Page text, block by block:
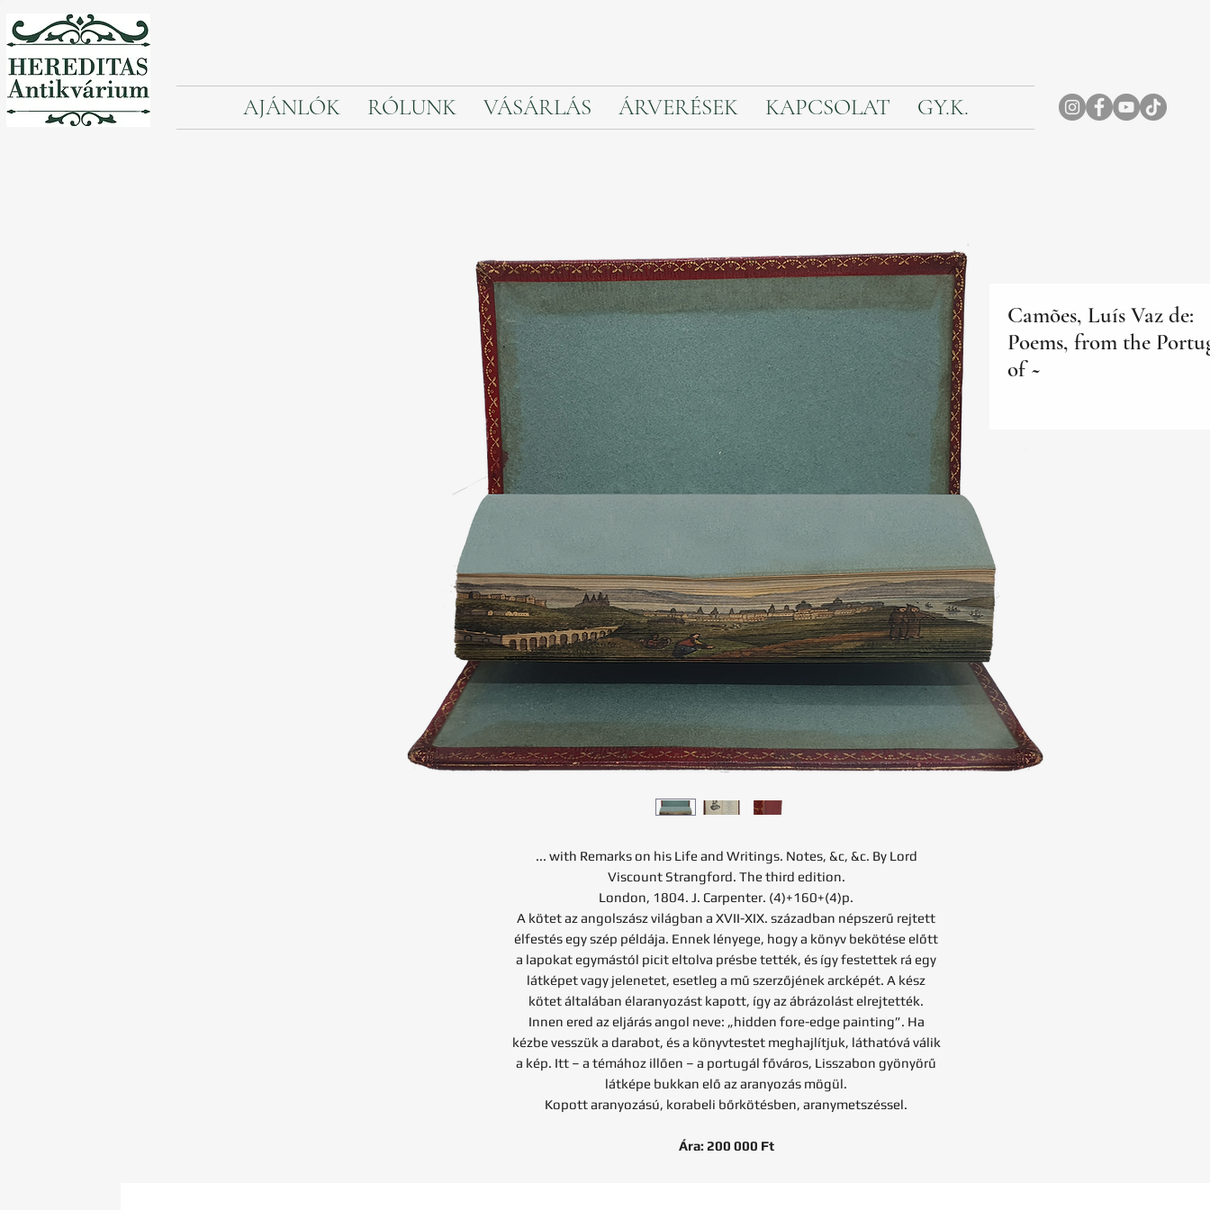
AJÁNLÓK RÓLUNK VÁSÁRLÁS ÁRVERÉSEK KAPCSOLAT GY.K.
Camões, Luís Vaz de:
Poems, from the
of ~
... with Remarks on his Life and Writings. Notes, &c, &c. By Lord
Viscount Strangford. The third edition.
London, 1804. J. Carpenter. (4)+160+(4)p.
A kötet az angolszász világban a XVII-XIX. században népszerű rejtett
élfestés egy szép példája. Ennek lényege, hogy a könyv bekötése előtt
a lapokat egymástól picit eltolva présbe tették, és így festettek rá egy
látképet vagy jelenetet, esetleg a mű szerzőjének arcképét. A kész
kötet általában élaranyozást kapott, így az ábrázolást elrejtették.
Innen ered az eljárás angol neve: „hidden fore-edge painting”. Ha
kézbe vesszük a darabot, és a könyvtestet meghajlítjuk, láthatóvá válik
a kép. Itt – a témához illően – a portugál főváros, Lisszabon gyönyörű
látképe bukkan elő az aranyozás mögül.
Kopott aranyozású, korabeli bőrkötésben, aranymetszéssel.
Ára: 200 000 Ft